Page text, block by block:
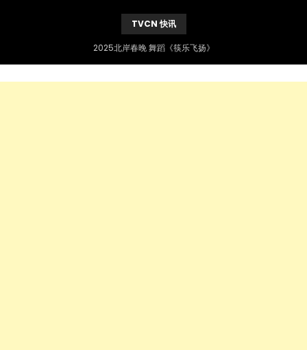
TVCN 快讯
2025北岸春晚 舞蹈《筷乐飞扬》